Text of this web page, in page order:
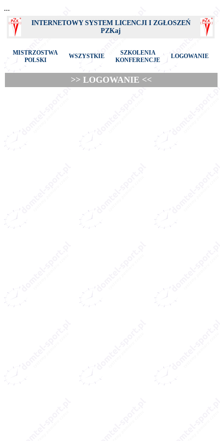
...
INTERNETOWY SYSTEM LICENCJI I ZGŁOSZEŃ
PZKaj
MISTRZOSTWA
POLSKI
WSZYSTKIE
SZKOLENIA
KONFERENCJE
LOGOWANIE
>> LOGOWANIE <<